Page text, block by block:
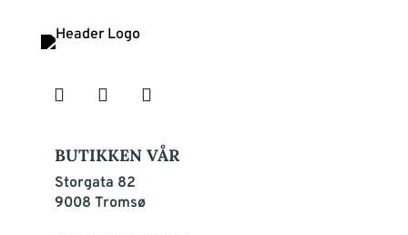
BUTIKKEN VÅR
Storgata 82
9008 Tromsø